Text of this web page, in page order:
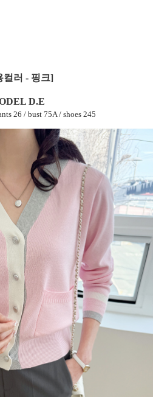
컬러 - 핑크]
D.E
26 / bust 75A / shoes 245